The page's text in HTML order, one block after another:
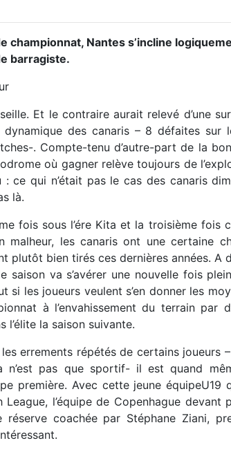
championnat, Nantes s’incline
barragiste.
Et le contraire aurait relevé d’une
des canaris – 8 défaites sur
. Compte-tenu d’autre-part de la
où gagner relève toujours de
: ce qui n’était pas le cas des canaris
là.
fois sous l’ére Kita et la troisième fois
malheur, les canaris ont une certaine
plutôt bien tirés ces dernières années. A
saison va s’avérer une nouvelle fois
si les joueurs veulent s’en donner les
à l’envahissement du terrain par
l’élite la saison suivante.
errements répétés de certains joueurs
n’est pas que sportif- il est quand
première. Avec cette jeune équipeU19
l’équipe de Copenhague devant
réserve coachée par Stéphane Ziani,